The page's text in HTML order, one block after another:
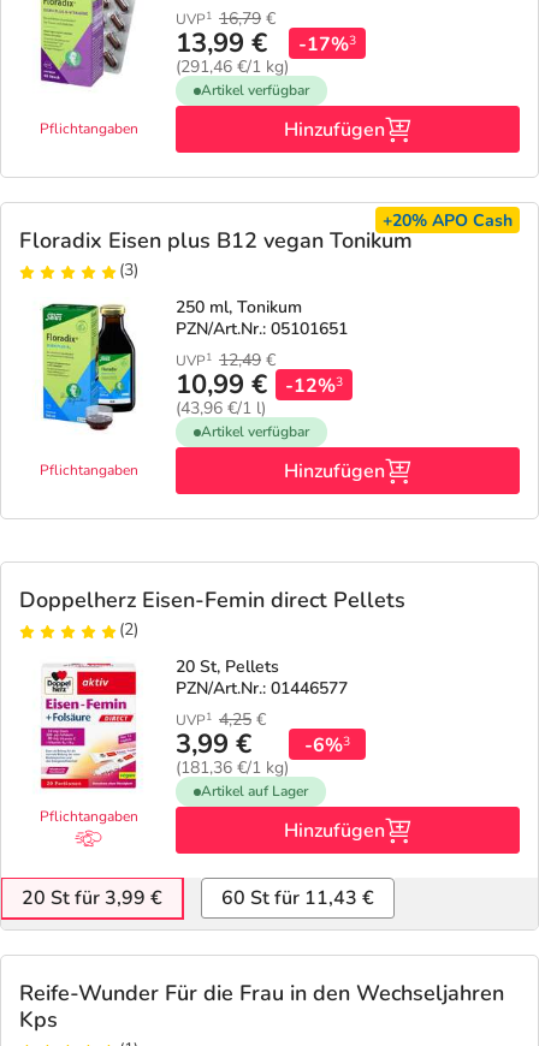
Pflichtangaben
UVP1 16,79 €
13,99 €
(291,46 €/1 kg)
-17%3
Artikel verfügbar
Hinzufügen
Floradix Eisen plus B12 vegan Tonikum
(3)
+20% APO Cash
Pflichtangaben
250 ml, Tonikum
PZN/Art.Nr.: 05101651
UVP1 12,49 €
10,99 €
(43,96 €/1 l)
-12%3
Artikel verfügbar
Hinzufügen
Doppelherz Eisen-Femin direct Pellets
(2)
Pflichtangaben
20 St, Pellets
PZN/Art.Nr.: 01446577
UVP1 4,25 €
3,99 €
(181,36 €/1 kg)
-6%3
Artikel auf Lager
Hinzufügen
20 St für 3,99 € 60 St für 11,43 €
Reife-Wunder Für die Frau in den Wechseljahren
Kps